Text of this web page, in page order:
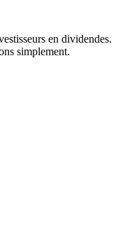
en dividendes.
simplement.